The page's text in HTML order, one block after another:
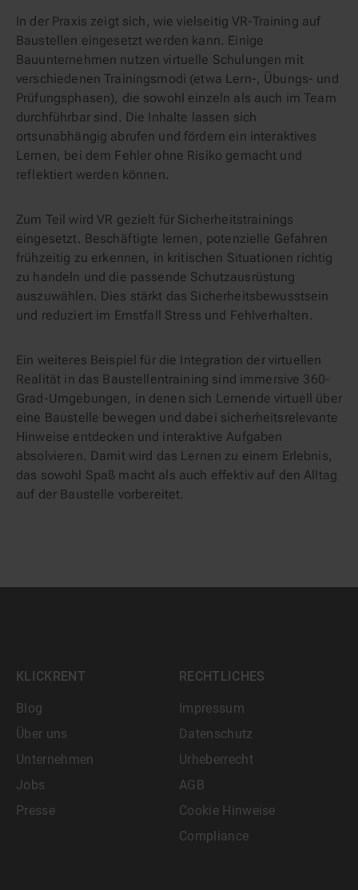
In der Praxis zeigt sich, wie vielseitig VR-Training auf
Baustellen eingesetzt werden kann. Einige
Bauunternehmen nutzen virtuelle Schulungen mit
verschiedenen Trainingsmodi (etwa Lern-, Übungs- und
Prüfungsphasen), die sowohl einzeln als auch im Team
durchführbar sind. Die Inhalte lassen sich
ortsunabhängig abrufen und fördern ein interaktives
Lernen, bei dem Fehler ohne Risiko gemacht und
reflektiert werden können.
Zum Teil wird VR gezielt für Sicherheitstrainings
eingesetzt. Beschäftigte lernen, potenzielle Gefahren
frühzeitig zu erkennen, in kritischen Situationen richtig
zu handeln und die passende Schutzausrüstung
auszuwählen. Dies stärkt das Sicherheitsbewusstsein
und reduziert im Ernstfall Stress und Fehlverhalten.
Ein weiteres Beispiel für die Integration der virtuellen
Realität in das Baustellentraining sind immersive 360-
Grad-Umgebungen, in denen sich Lernende virtuell über
eine Baustelle bewegen und dabei sicherheitsrelevante
Hinweise entdecken und interaktive Aufgaben
absolvieren. Damit wird das Lernen zu einem Erlebnis,
das sowohl Spaß macht als auch effektiv auf den Alltag
auf der Baustelle vorbereitet.
KLICKRENT
Blog
Über uns
Unternehmen
Jobs
Presse
RECHTLICHES
Impressum
Datenschutz
Urheberrecht
AGB
Cookie Hinweise
Compliance